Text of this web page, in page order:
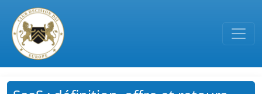
Passer au contenu principal